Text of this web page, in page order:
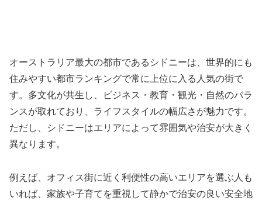
オーストラリア最大の都市であるシドニーは、世界的にも
住みやすい都市ランキングで常に上位に入る人気の街で
す。多文化が共生し、ビジネス・教育・観光・自然のバラ
ンスが取れており、ライフスタイルの幅広さが魅力です。
ただし、シドニーはエリアによって雰囲気や治安が大きく
異なります。
例えば、オフィス街に近く利便性の高いエリアを選ぶ人も
いれば、家族や子育てを重視して静かで治安の良い安全地